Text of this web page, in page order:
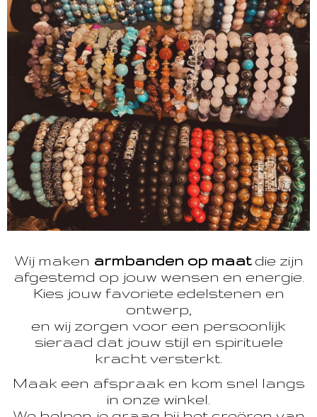
Wij maken armbanden op maatdie zijn
afgestemd op jouw wensen en energie.
Kies jouw favoriete edelstenen en
ontwerp,
en wij zorgen voor een persoonlijk
sieraad dat jouw stijl en spirituele
kracht versterkt.
Maak een afspraak en kom snel langs
in onze winkel.